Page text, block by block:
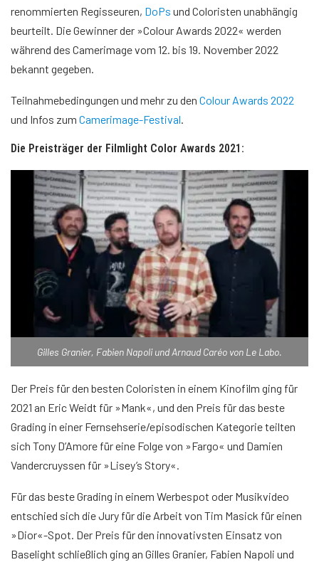
renommierten Regisseuren, DoPs und Coloristen unabhängig
beurteilt. Die Gewinner der »Colour Awards 2022« werden
während des Camerimage vom 12. bis 19. November 2022
bekannt gegeben.
Teilnahmebedingungen und mehr zu den Colour Awards 2022
und Infos zum Camerimage-Festival
Die Preisträger der Filmlight Color Awards 2021:
Gilles Granier, Fabien Napoli und Arnaud Caréo von Le Labo.
Der Preis für den besten Coloristen in einem Kinofilm ging für
2021 an Eric Weidt für »Mank«, und den Preis für das beste
Grading in einer Fernsehserie/episodischen Kategorie teilten
sich Tony D’Amore für eine Folge von »Fargo« und Damien
Vandercruyssen für »Lisey’s Story«.
Für das beste Grading in einem Werbespot oder Musikvideo
entschied sich die Jury für die Arbeit von Tim Masick für einen
»Dior«-Spot. Der Preis für den innovativsten Einsatz von
Baselight schließlich ging an Gilles Granier, Fabien Napoli und